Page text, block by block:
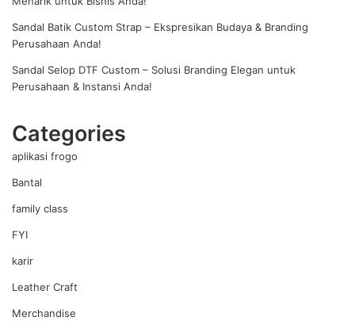
Sandal Batik Custom Strap – Ekspresikan Budaya & Branding
Perusahaan Anda!
Sandal Selop DTF Custom – Solusi Branding Elegan untuk
Perusahaan & Instansi Anda!
Categories
aplikasi frogo
Bantal
family class
FYI
karir
Leather Craft
Merchandise